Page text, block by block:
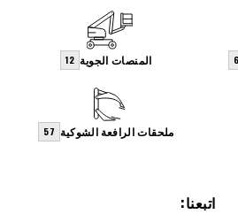
اتبعنا:
6 المنصات الجوية 12
ملحقات الرافعة الشوكية 57